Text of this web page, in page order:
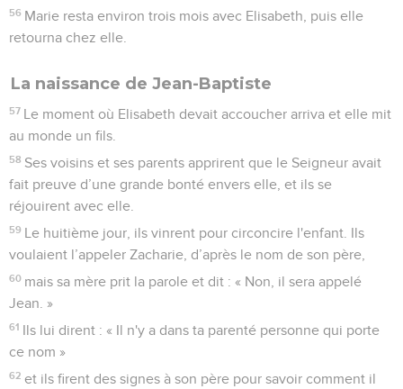
56 Marie resta environ trois mois avec Elisabeth, puis elle
retourna chez elle.
La naissance de Jean-Baptiste
57 Le moment où Elisabeth devait accoucher arriva et elle mit
au monde un fils.
58 Ses voisins et ses parents apprirent que le Seigneur avait
fait preuve d’une grande bonté envers elle, et ils se
réjouirent avec elle.
59 Le huitième jour, ils vinrent pour circoncire l'enfant. Ils
voulaient l’appeler Zacharie, d’après le nom de son père,
60 mais sa mère prit la parole et dit : « Non, il sera appelé
Jean. »
61 Ils lui dirent : « Il n'y a dans ta parenté personne qui porte
ce nom »
62 et ils firent des signes à son père pour savoir comment il